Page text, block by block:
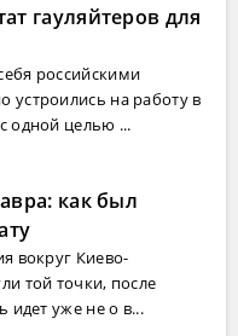
гауляйтеров для
российскими
устроились на работу в
одной целью ...
как был
вокруг Киево-
той точки, после
идет уже не о в...